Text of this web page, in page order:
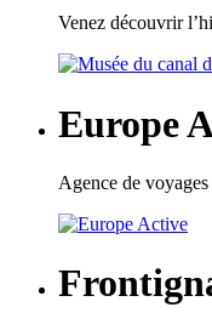
Venez découvrir
Europe
Agence de